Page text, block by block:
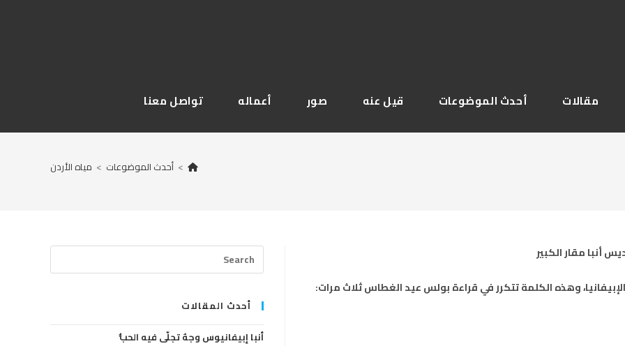
مقالات أحدث الموضوعات قيل عنه صور أعماله تواصل معنا
> أحدث الموضوعات > مياه الأردن
أنبا مقار الكبير
وهذه الكلمة تتكرر في قراءة بولس عيد الغطاس ثلاث مرات:
Escape
أحدث المقالات
أنبا إبيفانيوس وجهٌ تجلّى فيه الحبُّ